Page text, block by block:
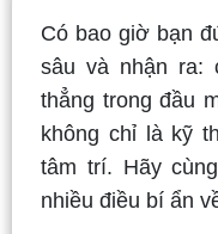
Có bao giờ bạn
sâu và nhận ra:
thẳng trong đầu
không chỉ là kỹ
tâm trí. Hãy
nhiều điều bí ẩn